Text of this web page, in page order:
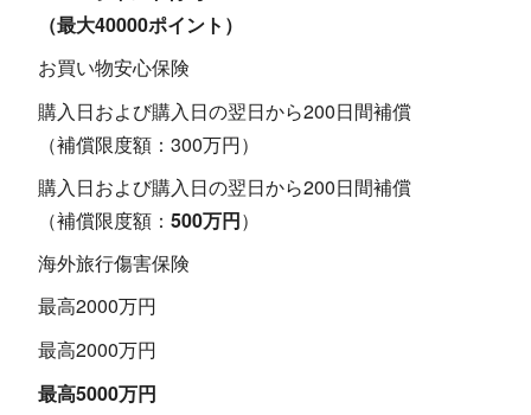
（最大40000ポイント）
お買い物安心保険
購入日および購入日の翌日から200日間補償
（補償限度額：300万円）
購入日および購入日の翌日から200日間補償
（補償限度額： 500万円）
海外旅行傷害保険
最高2000万円
最高2000万円
最高5000万円